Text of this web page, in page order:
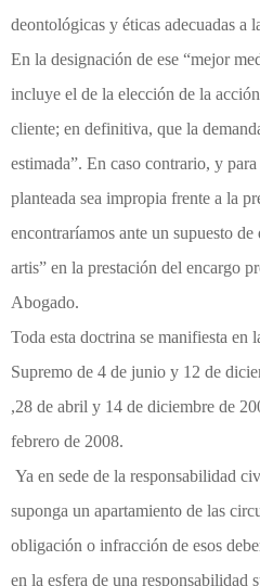
deontológicas y éticas adecuadas a
En la designación de ese “mejor
incluye el de la elección de la
cliente; en definitiva, que la
estimada”. En caso contrario, y
planteada sea impropia frente a la
encontraríamos ante un supuesto
artis” en la prestación del encargo
Abogado.
Toda esta doctrina se manifiesta en
Supremo de 4 de junio y 12 de
,28 de abril y 14 de diciembre de
febrero de 2008.
Ya en sede de la responsabilidad
suponga un apartamiento de las
obligación o infracción de esos
en la esfera de una responsabilidad